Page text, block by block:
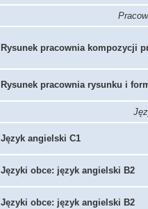
Rysunek pracownia kompozycji
Rysunek pracownia rysunku i
Język angielski C1
Języki obce: język angielski B2
Języki obce: język angielski B2